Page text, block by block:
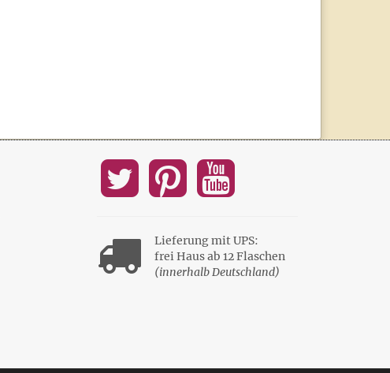
Lieferung mit UPS:
frei Haus ab 12 Flaschen
(innerhalb Deutschland)